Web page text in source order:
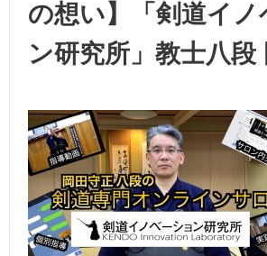
の想い】「剣道イノ
ン研究所」教士八段